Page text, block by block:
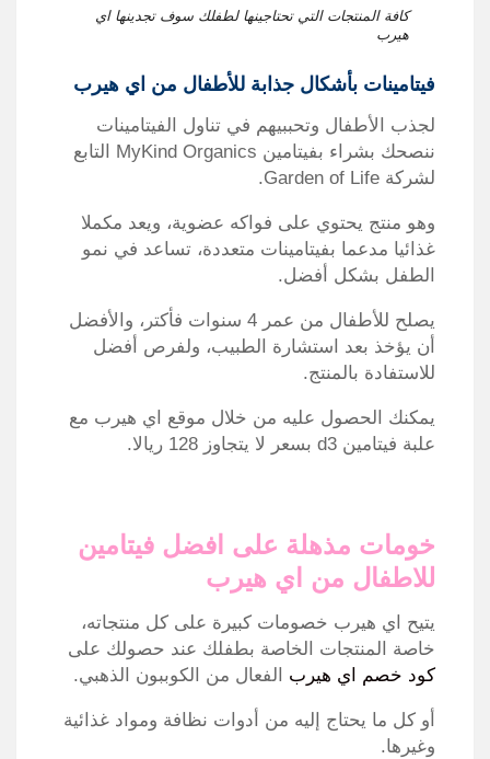
كافة المنتجات التي تحتاجينها لطفلك سوف تجدينها اي
هيرب
فيتامينات بأشكال جذابة للأطفال من اي هيرب
لجذب الأطفال وتحببيهم في تناول الفيتامينات
ننصحك بشراء بفيتامين MyKind Organics التابع
لشركة Garden of Life.
وهو منتج يحتوي على فواكه عضوية، ويعد مكملا
غذائيا مدعما بفيتامينات متعددة، تساعد في نمو
الطفل بشكل أفضل.
يصلح للأطفال من عمر 4 سنوات فأكتر، والأفضل
أن يؤخذ بعد استشارة الطبيب، ولفرص أفضل
للاستفادة بالمنتج.
يمكنك الحصول عليه من خلال موقع اي هيرب مع
علبة فيتامين d3 بسعر لا يتجاوز 128 ريالا.
خومات مذهلة على افضل فيتامين
للاطفال من اي هيرب
يتيح اي هيرب خصومات كبيرة على كل منتجاته،
خاصة المنتجات الخاصة بطفلك عند حصولك على
كود خصم اي هيرب الفعال من الكوببون الذهبي.
أو كل ما يحتاج إليه من أدوات نظافة ومواد غذائية
وغيرها.